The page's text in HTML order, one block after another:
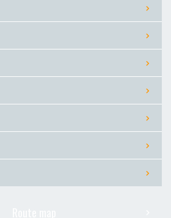
Tedako-Uranishi
Kyozuka